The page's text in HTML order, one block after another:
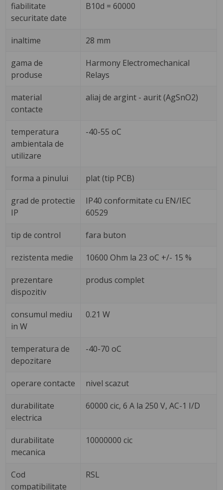
fiabilitate
securitate date
B10d = 60000
inaltime 28 mm
gama de
produse
Harmony Electromechanical
Relays
material
contacte
aliaj de argint - aurit (AgSnO2)
temperatura
ambientala de
utilizare
-40-55 oC
forma a pinului plat (tip PCB)
grad de protectie
IP
IP40 conformitate cu EN/IEC
60529
tip de control fara buton
rezistenta medie 10600 Ohm la 23 oC +/- 15 %
prezentare
dispozitiv
produs complet
consumul mediu
in W
0.21 W
temperatura de
depozitare
-40-70 oC
operare contacte nivel scazut
durabilitate
electrica
60000 cic, 6 A la 250 V, AC-1 I/D
durabilitate
mecanica
10000000 cic
Cod
compatibilitate
RSL